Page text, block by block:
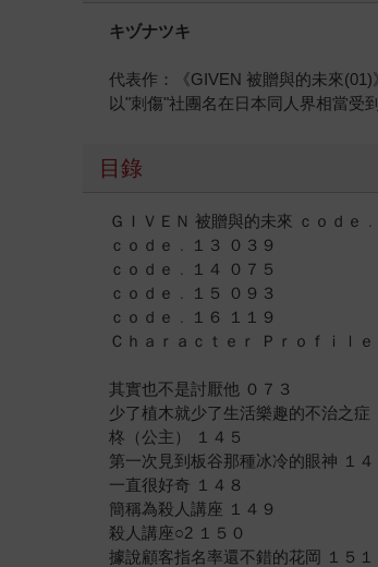
キヅナツキ
代表作：《GIVEN 被贈與的未來(01)
以"刺傷"社團名在日本同人界相當受
目錄
ＧＩＶＥＮ 被贈與的未來 ｃｏｄｅ
ｃｏｄｅ﹒１３ ０３９
ｃｏｄｅ﹒１４ ０７５
ｃｏｄｅ﹒１５ ０９３
ｃｏｄｅ﹒１６ １１９
Ｃｈａｒａｃｔｅｒ Ｐｒｏｆｉｌｅ
其實也不是討厭他 ０７３
少了植木就少了生活樂趣的不治之症
柊（公主） １４５
第一次見到板谷那種冰冷的眼神 １４
一直很好奇 １４８
簡稱為殺人講座 １４９
殺人講座○2 １５０
據說顧客指名率還不錯的花岡 １５１